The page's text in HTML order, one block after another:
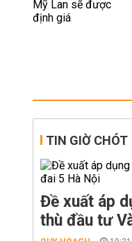
TIN GIỜ CHÓT
Đề xuất áp
thù đầu tư